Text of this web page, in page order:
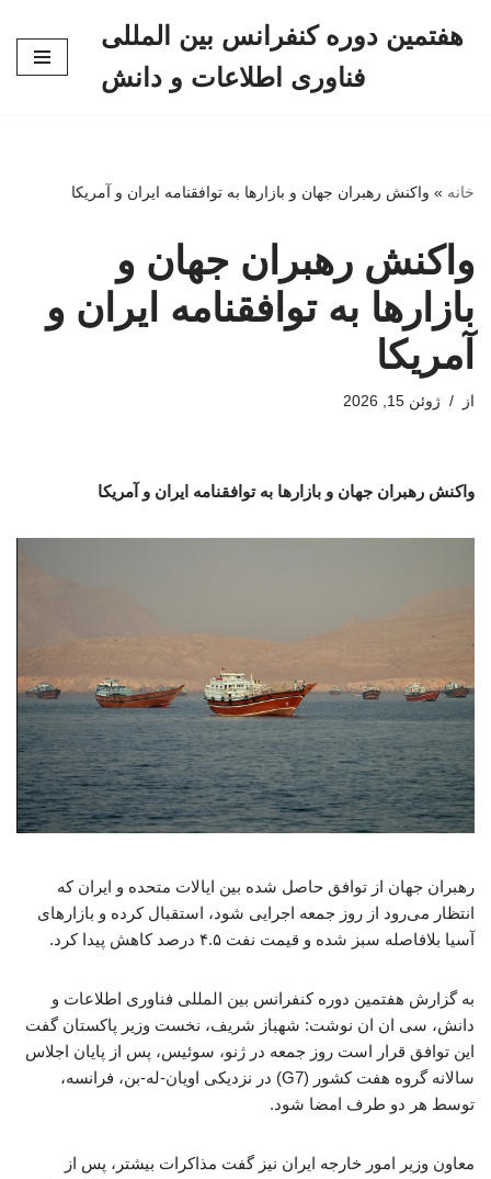
هفتمین دوره کنفرانس بین المللی
فناوری اطلاعات و دانش
خانه » واکنش رهبران جهان و بازارها به توافقنامه ایران و آمریکا
واکنش رهبران جهان و
بازارها به توافقنامه ایران و
آمریکا
از ژوئن 15, 2026
واکنش رهبران جهان و بازارها به توافقنامه ایران و آمریکا
رهبران جهان از توافق حاصل شده بین ایالات متحده و ایران که
انتظار می‌رود از روز جمعه اجرایی شود، استقبال کرده و بازارهای
آسیا بلافاصله سبز شده و قیمت نفت ۴.۵ درصد کاهش پیدا کرد.
به گزارش هفتمین دوره کنفرانس بین المللی فناوری اطلاعات و
دانش، سی ان ان نوشت: شهباز شریف، نخست وزیر پاکستان گفت
این توافق قرار است روز جمعه در ژنو، سوئیس، پس از پایان اجلاس
سالانه گروه هفت کشور (G7) در نزدیکی اویان-له-بن، فرانسه،
توسط هر دو طرف امضا شود.
معاون وزیر امور خارجه ایران نیز گفت مذاکرات بیشتر، پس از